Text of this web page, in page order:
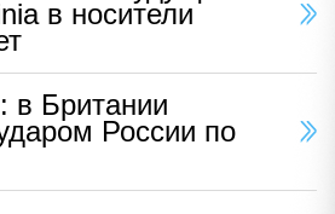
в носители
в Британии
России по